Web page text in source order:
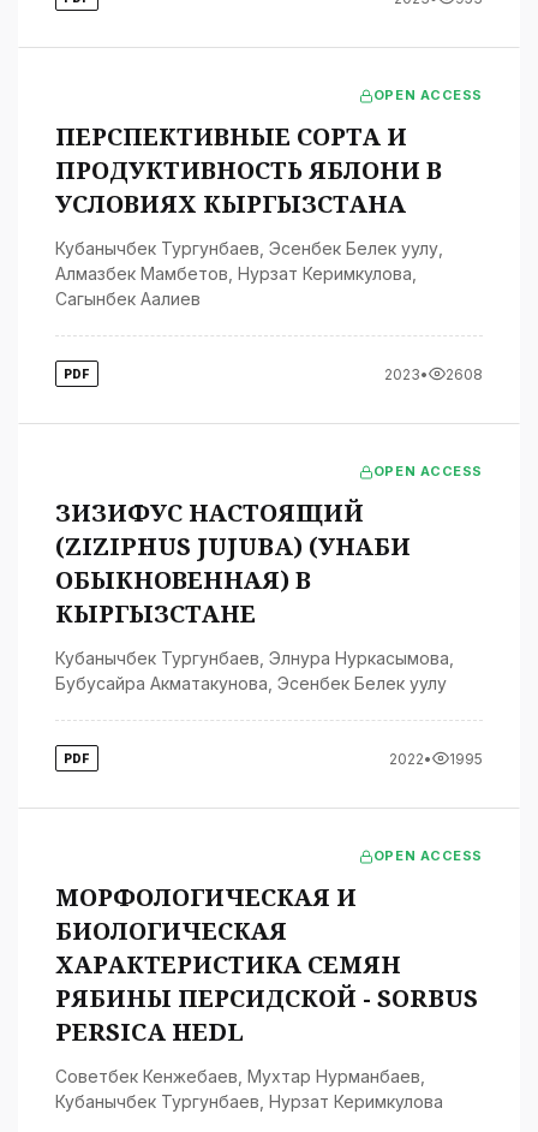
OPEN ACCESS
ПЕРСПЕКТИВНЫЕ СОРТА И
ПРОДУКТИВНОСТЬ ЯБЛОНИ В
УСЛОВИЯХ КЫРГЫЗСТАНА
Кубанычбек Тургунбаев Эсенбек Белек уулу
Алмазбек Мамбетов Нурзат Керимкулова
Сагынбек Аалиев
PDF 2023• 2608
OPEN ACCESS
ЗИЗИФУС НАСТОЯЩИЙ
(ZIZIPHUS JUJUBA) (УНАБИ
ОБЫКНОВЕННАЯ) В
КЫРГЫЗСТАНЕ
Кубанычбек Тургунбаев Элнура Нуркасымова
Бубусайра Акматакунова Эсенбек Белек уулу
PDF 2022• 1995
OPEN ACCESS
МОРФОЛОГИЧЕСКАЯ И
БИОЛОГИЧЕСКАЯ
ХАРАКТЕРИСТИКА СЕМЯН
РЯБИНЫ ПЕРСИДСКОЙ - SORBUS
PERSICA HEDL
Советбек Кенжебаев Мухтар Нурманбаев
Кубанычбек Тургунбаев Нурзат Керимкулова